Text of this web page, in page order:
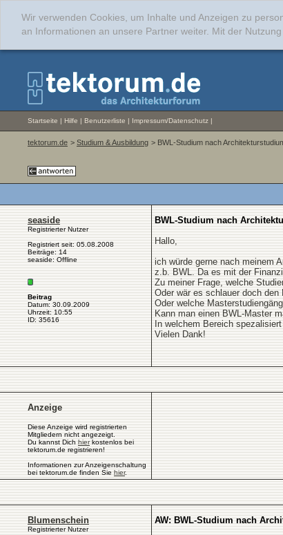
Wir verwenden Cookies, um Inhalte und Anzeigen zu
an Informationen an unsere Partner weiter. Mit der
Startseite | Hilfe | Benutzerliste | Impressum/Datenschutz |
tektorum.de > Studium & Ausbildung > BWL-Studium nach
seaside
Registrierter Nutzer
Registriert seit: 05.08.2008
Beiträge: 14
seaside: Offline
Beitrag
Datum: 30.09.2009
Uhrzeit: 10:55
ID: 35616
BWL-Studium nach
Hallo,
ich würde gerne nach meinem
z.b. BWL. Da es mit der
Zu meiner Frage, welche
Oder wär es schlauer doch
Oder welche
Kann man einen BWL-Master
In welchem Bereich
Vielen Dank!
Anzeige
Diese Anzeige wird registrierten
Mitgliedern nicht angezeigt.
Du kannst Dich hierkostenlos bei
tektorum.de registrieren!
Informationen zur Anzeigenschaltung
bei tektorum.de finden Sie hier.
Blumenschein
Registrierter Nutzer
AW: BWL-Studium nach